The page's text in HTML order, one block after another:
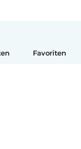
Favoriten